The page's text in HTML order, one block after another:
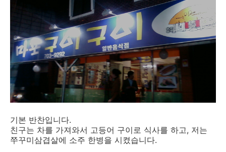
기본 반찬입니다.
친구는 차를 가져와서 고등어 구이로 식사를 하고, 저는
쭈꾸미삼겹살에 소주 한병을 시켰습니다.